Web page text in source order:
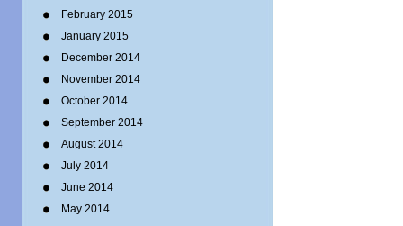
February 2015
January 2015
December 2014
November 2014
October 2014
September 2014
August 2014
July 2014
June 2014
May 2014